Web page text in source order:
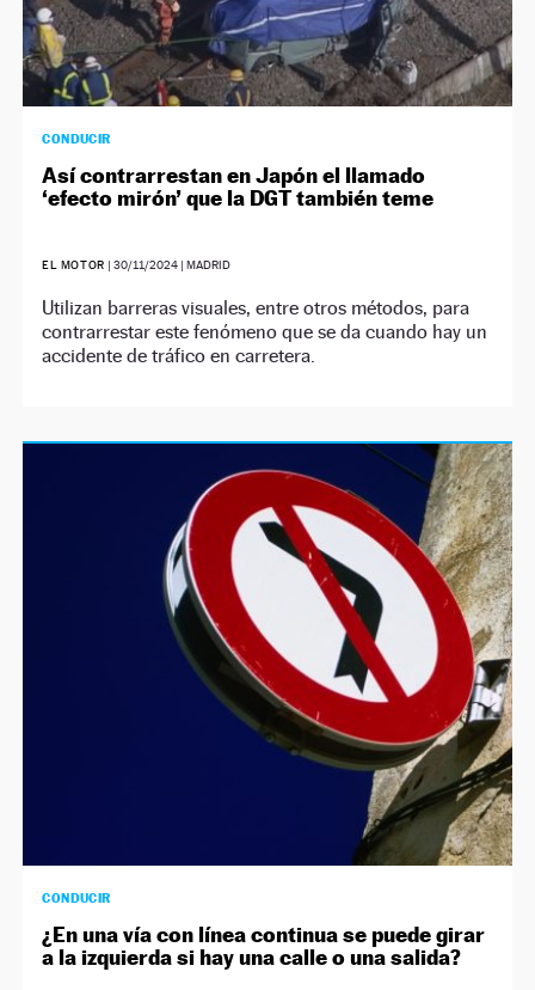
CONDUCIR
Así contrarrestan en Japón el llamado
‘efecto mirón’ que la DGT también teme
EL MOTOR |30/11/2024 | MADRID
Utilizan barreras visuales, entre otros métodos, para
contrarrestar este fenómeno que se da cuando hay un
accidente de tráfico en carretera.
CONDUCIR
¿En una vía con línea continua se puede girar
a la izquierda si hay una calle o una salida?